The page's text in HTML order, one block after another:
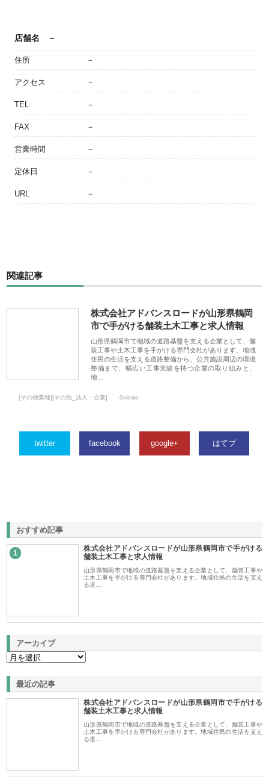
店舗名 －
住所 －
アクセス －
TEL －
FAX －
営業時間 －
定休日 －
URL －
関連記事
株式会社アドバンスロードが山形県鶴岡
市で手がける舗装土木工事と求人情報
山形県鶴岡市で地域の道路基盤を支える企業として、舗
装工事や土木工事を手がける専門会社があります。地域
住民の生活を支える道路整備から、公共施設周辺の環境
整備まで、幅広い工事実績を持つ企業の取り組みと、
地…
[その他業種][その他_法人・企業] 0views
twitter facebook google+ はてブ
おすすめ記事
1
株式会社アドバンスロードが山形県鶴岡市で手がける
舗装土木工事と求人情報
山形県鶴岡市で地域の道路基盤を支える企業として、舗装工事や
土木工事を手がける専門会社があります。地域住民の生活を支え
る道…
アーカイブ
最近の記事
株式会社アドバンスロードが山形県鶴岡市で手がける
舗装土木工事と求人情報
山形県鶴岡市で地域の道路基盤を支える企業として、舗装工事や
土木工事を手がける専門会社があります。地域住民の生活を支え
る道…